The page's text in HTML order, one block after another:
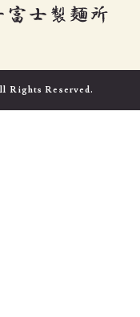
Rights Reserved.